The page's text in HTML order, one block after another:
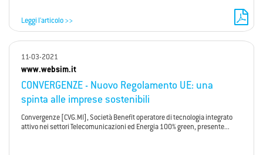
Leggi l'articolo >>
11-03-2021
www.websim.it
CONVERGENZE - Nuovo Regolamento UE: una
spinta alle imprese sostenibili
Convergenze [CVG.MI], Società Benefit operatore di tecnologia integrato
attivo nei settori Telecomunicazioni ed Energia 100% green, presente...